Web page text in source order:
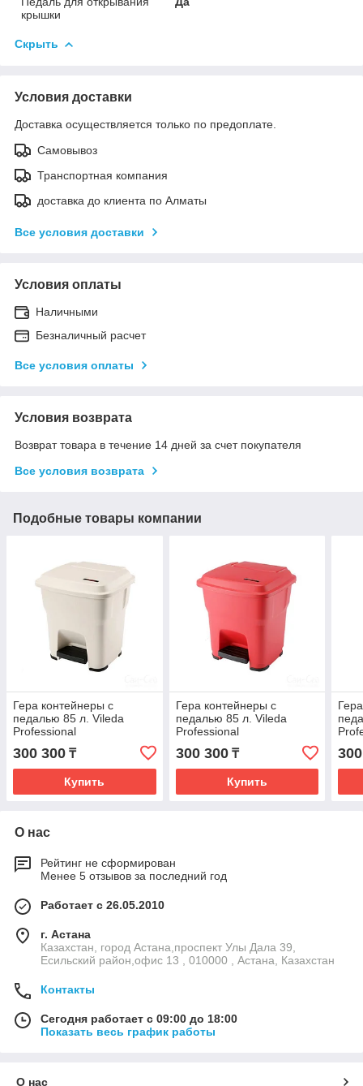
крышки
Скрыть
Условия доставки
Доставка осуществляется только по предоплате.
Самовывоз
Транспортная компания
доставка до клиента по Алматы
Все условия доставки
Условия оплаты
Наличными
Безналичный расчет
Все условия оплаты
Условия возврата
Возврат товара в течение 14 дней за счет покупателя
Все условия возврата
Подобные товары компании
Гера контейнеры с
педалью 85 л. Vileda
Professional
300 300 ₸
Купить
Гера контейнеры с
педалью 85 л. Vileda
Professional
300 300₸
Купить
О нас
Рейтинг не сформирован
Менее 5 отзывов за последний год
Работает с 26.05.2010
г. Астана
Казахстан, город Астана,проспект Улы Дала 39,
Есильский район,офис 13 , 010000 , Астана, Казахстан
Контакты
Сегодня работает с 09:00 до 18:00
Показать весь график работы
О нас